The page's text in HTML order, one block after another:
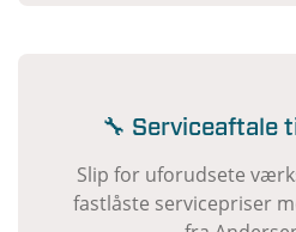
🔧 Serviceaftale
Slip for uforudsete
fastlåste servicepriser